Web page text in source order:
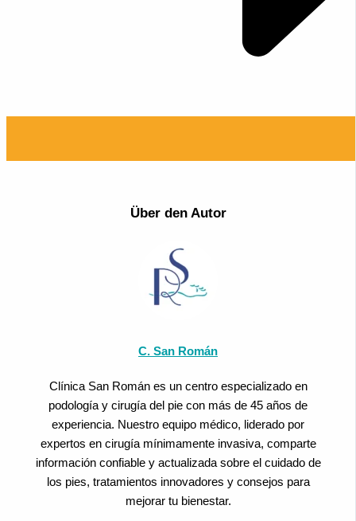
Über den Autor
C. San Román
Clínica San Román es un centro especializado en
podología y cirugía del pie con más de 45 años de
experiencia. Nuestro equipo médico, liderado por
expertos en cirugía mínimamente invasiva, comparte
información confiable y actualizada sobre el cuidado de
los pies, tratamientos innovadores y consejos para
mejorar tu bienestar.